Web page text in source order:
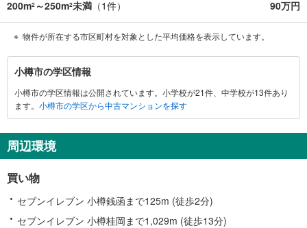
200m2 ～250m2未満 （1件） 90万円
物件が所在する市区町村を対象とした平均価格を表示しています。
小
樽
市
に
す
る
報
小樽市の学区情報
小樽市の学区情報は公開されています。小学校が21件、中学校が13件あり
ます。 小樽市の学区から中古マンションを探す
周辺環境
買い物
セブンイレブン 小樽銭函まで125m (徒歩2分)
セブンイレブン 小樽桂岡まで1,029m (徒歩13分)